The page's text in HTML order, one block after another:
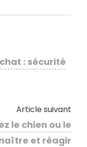
: sécurité
Article suivant
le chien ou le
et réagir